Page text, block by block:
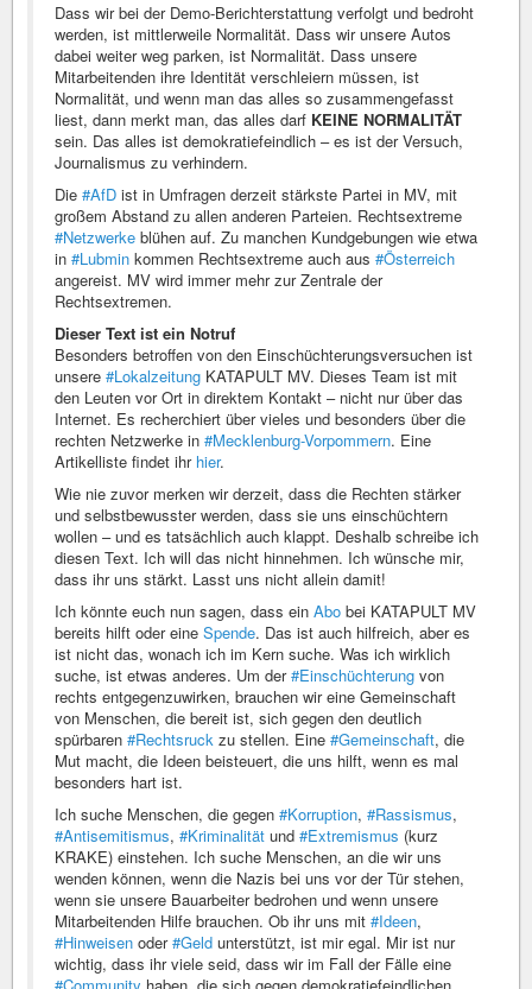
Dass wir bei der Demo-Berichterstattung verfolgt und bedroht
werden, ist mittlerweile Normalität. Dass wir unsere Autos
dabei weiter weg parken, ist Normalität. Dass unsere
Mitarbeitenden ihre Identität verschleiern müssen, ist
Normalität, und wenn man das alles so zusammengefasst
liest, dann merkt man, das alles darf KEINE NORMALITÄT
sein. Das alles ist demokratiefeindlich – es ist der Versuch,
Journalismus zu verhindern.
Die #AfD ist in Umfragen derzeit stärkste Partei in MV, mit
großem Abstand zu allen anderen Parteien. Rechtsextreme
#Netzwerke blühen auf. Zu manchen Kundgebungen wie etwa
in #Lubmin kommen Rechtsextreme auch aus #Österreich
angereist. MV wird immer mehr zur Zentrale der
Rechtsextremen.
Dieser Text ist ein Notruf
Besonders betroffen von den Einschüchterungsversuchen ist
unsere #Lokalzeitung KATAPULT MV. Dieses Team ist mit
den Leuten vor Ort in direktem Kontakt – nicht nur über das
Internet. Es recherchiert über vieles und besonders über die
rechten Netzwerke in #Mecklenburg-Vorpommern. Eine
Artikelliste findet ihr hier.
Wie nie zuvor merken wir derzeit, dass die Rechten stärker
und selbstbewusster werden, dass sie uns einschüchtern
wollen – und es tatsächlich auch klappt. Deshalb schreibe ich
diesen Text. Ich will das nicht hinnehmen. Ich wünsche mir,
dass ihr uns stärkt. Lasst uns nicht allein damit!
Ich könnte euch nun sagen, dass ein Abo bei KATAPULT MV
bereits hilft oder eine Spende. Das ist auch hilfreich, aber es
ist nicht das, wonach ich im Kern suche. Was ich wirklich
suche, ist etwas anderes. Um der#Einschüchterung von
rechts entgegenzuwirken, brauchen wir eine Gemeinschaft
von Menschen, die bereit ist, sich gegen den deutlich
spürbaren #Rechtsruck zu stellen. Eine #Gemeinschaft, die
Mut macht, die Ideen beisteuert, die uns hilft, wenn es mal
besonders hart ist.
Ich suche Menschen, die gegen #Korruption, #Rassismus,
#Antisemitismus, #Kriminalität und #Extremismus (kurz
KRAKE) einstehen. Ich suche Menschen, an die wir uns
wenden können, wenn die Nazis bei uns vor der Tür stehen,
wenn sie unsere Bauarbeiter bedrohen und wenn unsere
Mitarbeitenden Hilfe brauchen. Ob ihr uns mit #Ideen,
#Hinweisen oder#Geld unterstützt, ist mir egal. Mir ist nur
wichtig, dass ihr viele seid, dass wir im Fall der Fälle eine